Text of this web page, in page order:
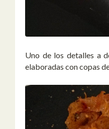
Uno de los detalles a
elaboradas con copas